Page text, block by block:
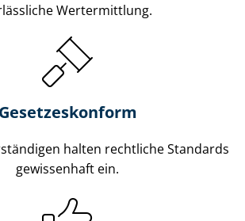
Wertermittlung.
Gesetzes­konform
halten rechtliche Standards
gewissenhaft ein.